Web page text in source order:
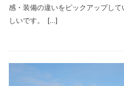
感・装備の違いをピックアップし
しいです。 […]